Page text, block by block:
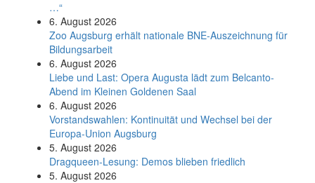
…“
6. August 2026
Zoo Augsburg erhält nationale BNE-Auszeichnung für
Bildungsarbeit
6. August 2026
Liebe und Last: Opera Augusta lädt zum Belcanto-
Abend im Kleinen Goldenen Saal
6. August 2026
Vorstandswahlen: Kontinuität und Wechsel bei der
Europa-Union Augsburg
5. August 2026
Dragqueen-Lesung: Demos blieben friedlich
5. August 2026